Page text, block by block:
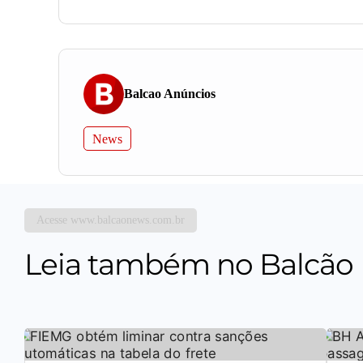
Balcao Anúncios
News
Acesse www.balcaonews.com.br
Leia também no Balcão